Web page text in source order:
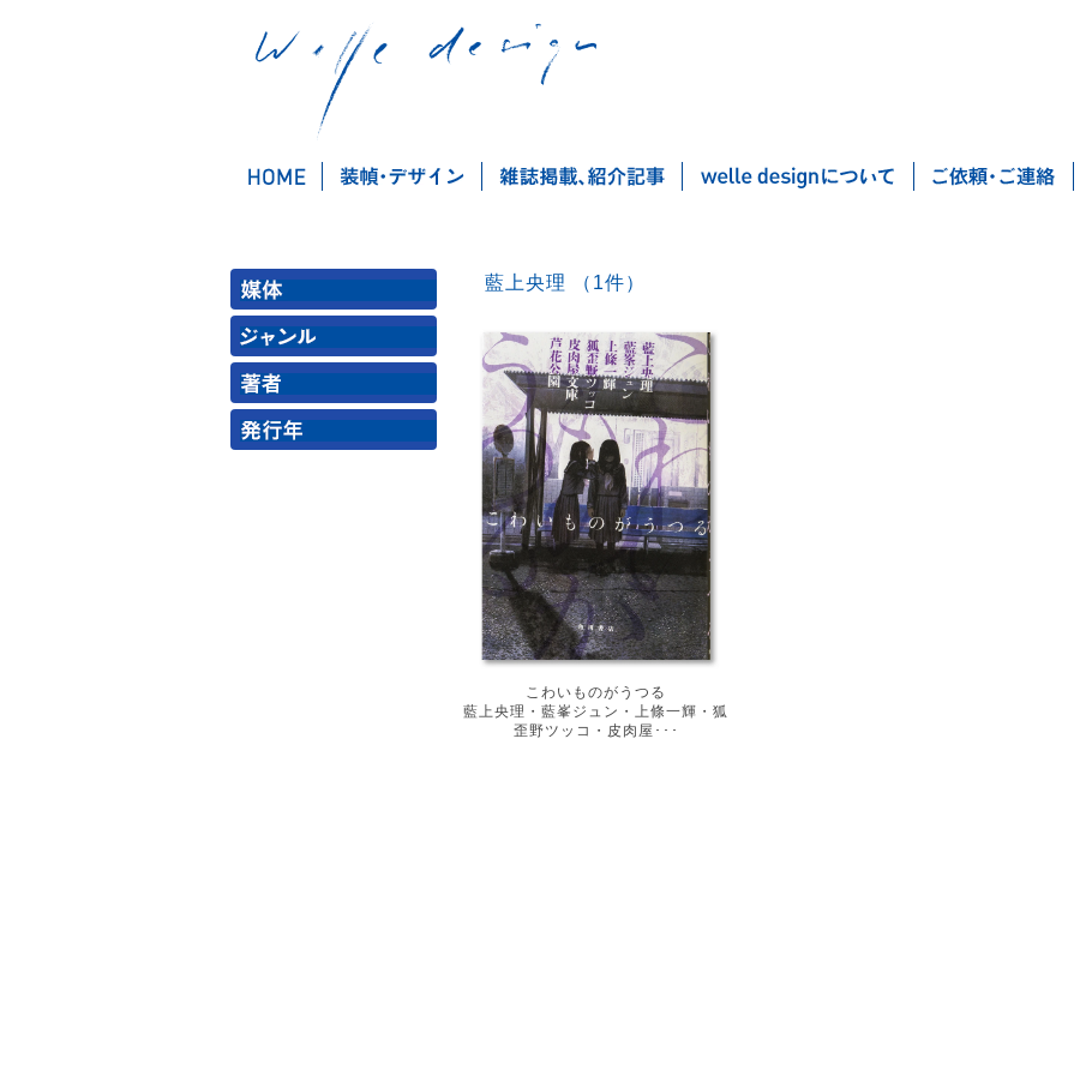
藍上央理 （1件）
こわいものがうつる
藍上央理・藍峯ジュン・上條一輝・狐
歪野ツッコ・皮肉屋･･･